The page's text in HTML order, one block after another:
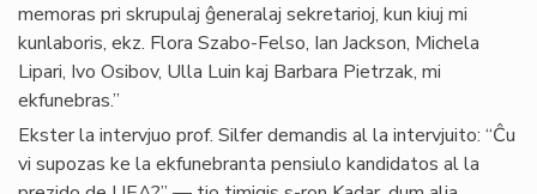
memoras pri skrupulaj ĝeneralaj sekretarioj, kun kiuj mi
kunlaboris, ekz. Flora Szabo-Felso, Ian Jackson, Michela
Lipari, Ivo Osibov, Ulla Luin kaj Barbara Pietrzak, mi
ekfunebras.”
Ekster la intervjuo prof. Silfer demandis al la intervjuito: “Ĉu
vi supozas ke la ekfunebranta pensiulo kandidatos al la